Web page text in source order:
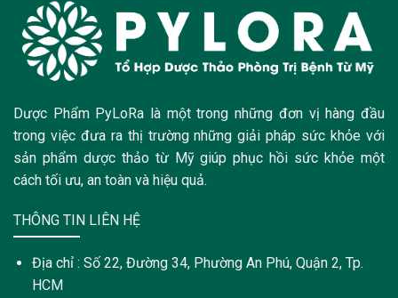
Dược Phẩm PyLoRa là một trong những đơn vị hàng đầu
trong việc đưa ra thị trường những giải pháp sức khỏe với
sản phẩm dược thảo từ Mỹ giúp phục hồi sức khỏe một
cách tối ưu, an toàn và hiệu quả.
THÔNG TIN LIÊN HỆ
Địa chỉ : Số 22, Đường 34, Phường An Phú, Quận 2, Tp.
HCM